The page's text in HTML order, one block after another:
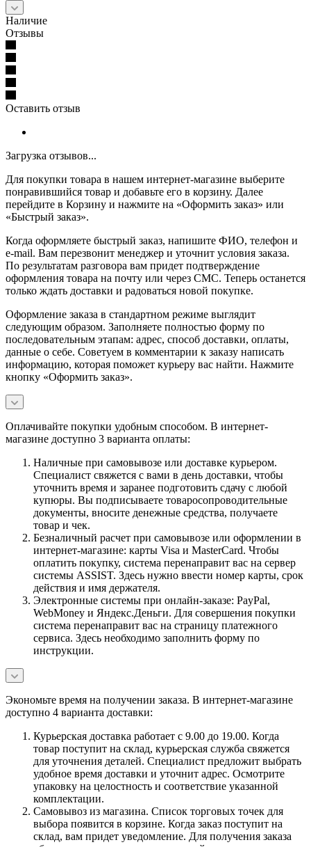
Наличие
Отзывы
Оставить отзыв
Загрузка отзывов...
Для покупки товара в нашем интернет-магазине выберите
понравившийся товар и добавьте его в корзину. Далее
перейдите в Корзину и нажмите на «Оформить заказ» или
«Быстрый заказ».
Когда оформляете быстрый заказ, напишите ФИО, телефон и
e-mail. Вам перезвонит менеджер и уточнит условия заказа.
По результатам разговора вам придет подтверждение
оформления товара на почту или через СМС. Теперь останется
только ждать доставки и радоваться новой покупке.
Оформление заказа в стандартном режиме выглядит
следующим образом. Заполняете полностью форму по
последовательным этапам: адрес, способ доставки, оплаты,
данные о себе. Советуем в комментарии к заказу написать
информацию, которая поможет курьеру вас найти. Нажмите
кнопку «Оформить заказ».
Оплачивайте покупки удобным способом. В интернет-
магазине доступно 3 варианта оплаты:
Наличные при самовывозе или доставке курьером.
Специалист свяжется с вами в день доставки, чтобы
уточнить время и заранее подготовить сдачу с любой
купюры. Вы подписываете товаросопроводительные
документы, вносите денежные средства, получаете
товар и чек.
Безналичный расчет при самовывозе или оформлении в
интернет-магазине: карты Visa и MasterCard. Чтобы
оплатить покупку, система перенаправит вас на сервер
системы ASSIST. Здесь нужно ввести номер карты, срок
действия и имя держателя.
Электронные системы при онлайн-заказе: PayPal,
WebMoney и Яндекс.Деньги. Для совершения покупки
система перенаправит вас на страницу платежного
сервиса. Здесь необходимо заполнить форму по
инструкции.
Экономьте время на получении заказа. В интернет-магазине
доступно 4 варианта доставки:
Курьерская доставка работает с 9.00 до 19.00. Когда
товар поступит на склад, курьерская служба свяжется
для уточнения деталей. Специалист предложит выбрать
удобное время доставки и уточнит адрес. Осмотрите
упаковку на целостность и соответствие указанной
комплектации.
Самовывоз из магазина. Список торговых точек для
выбора появится в корзине. Когда заказ поступит на
склад, вам придет уведомление. Для получения заказа